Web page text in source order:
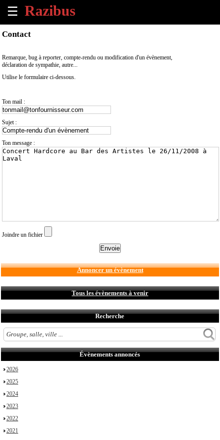
☰
×
les
venir
Annoncer
évènement
Contact
Remarque, bug à reporter, compte-rendu ou modification d'un évènement,
déclaration de sympathie, autre...
Utilise le formulaire ci-dessous.
Ton mail :
Sujet :
Ton message :
Joindre un fichier
Annoncer un évènement
Tous les évènements à venir
Recherche
Évènements annoncés
2026
2025
2024
2023
2022
2021